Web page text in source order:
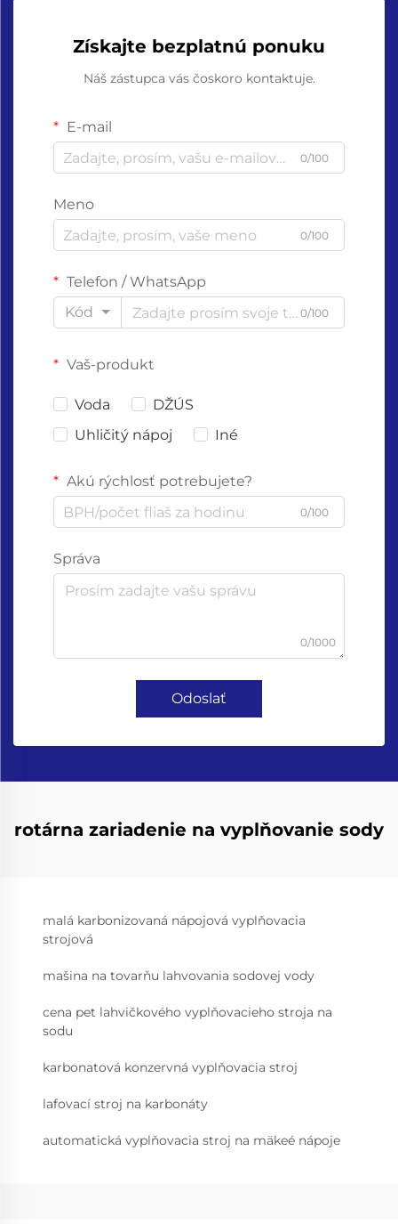
Získajte bezplatnú ponuku
Náš zástupca vás čoskoro kontaktuje.
E-mail
0/100
Meno
0/100
Telefon / WhatsApp
Kód
0/100
Vaš-produkt
Voda
DŽÚS
Uhličitý nápoj
Iné
Akú rýchlosť potrebujete?
0/100
Správa
0/1000
Odoslať
rotárna zariadenie na vyplňovanie sody
malá karbonizovaná nápojová vyplňovacia
strojová
mašina na tovarňu lahvovania sodovej vody
cena pet lahvičkového vyplňovacieho stroja na
sodu
karbonatová konzervná vyplňovacia stroj
lafovací stroj na karbonáty
automatická vyplňovacia stroj na mäkeé nápoje